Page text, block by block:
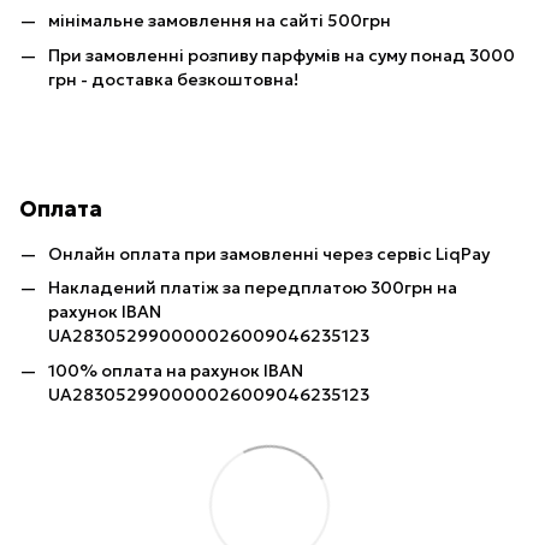
мінімальне замовлення на сайті 500грн
При замовленні розпиву парфумів на суму понад 3000
грн - доставка безкоштовна!
Оплата
Онлайн оплата при замовленні через сервіс LiqPay
Накладений платіж за передплатою 300грн на
рахунок IBAN
UA283052990000026009046235123
100% оплата на рахунок IBAN
UA283052990000026009046235123